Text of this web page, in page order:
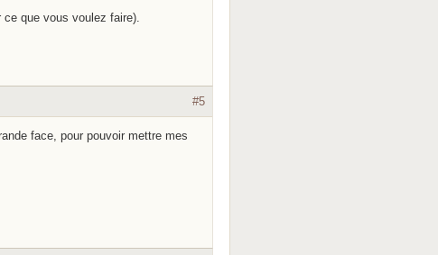
que vous voulez faire).
#5
face, pour pouvoir mettre mes